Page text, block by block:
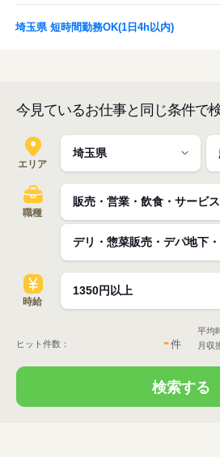
埼玉県 短時間勤務OK(1日4h以内)
今見ているお仕事と同じ条件で
エリア
職種
時給
ヒット件数： -件
平均
月収
検索する